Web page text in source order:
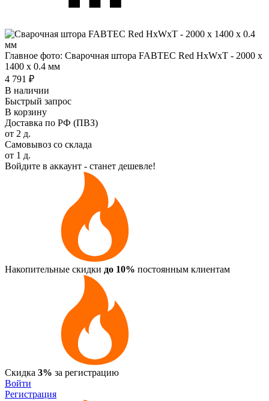
Главное фото: Сварочная штора FABTEC Red HхWхТ - 2000 х
1400 х 0.4 мм
4 791 ₽
В наличии
Быстрый запрос
В корзину
Доставка по РФ (ПВЗ)
от 2 д.
Самовывоз со склада
от 1 д.
Войдите в аккаунт - станет дешевле!
Накопительные скидки до 10% постоянным клиентам
Скидка 3% за регистрацию
Войти
Регистрация